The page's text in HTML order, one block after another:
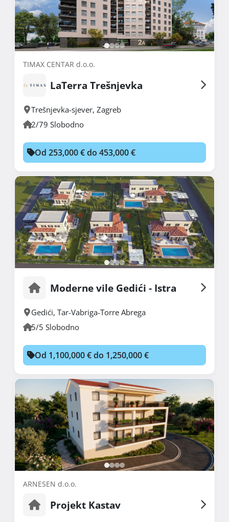
TIMAX CENTAR d.o.o.
LaTerra Trešnjevka
Trešnjevka-sjever, Zagreb
2/79 Slobodno
Od 253,000 € do 453,000 €
Moderne vile Gedići - Istra
Gedići, Tar-Vabriga-Torre Abrega
5/5 Slobodno
Od 1,100,000 € do 1,250,000 €
ARNESEN d.o.o.
Projekt Kastav